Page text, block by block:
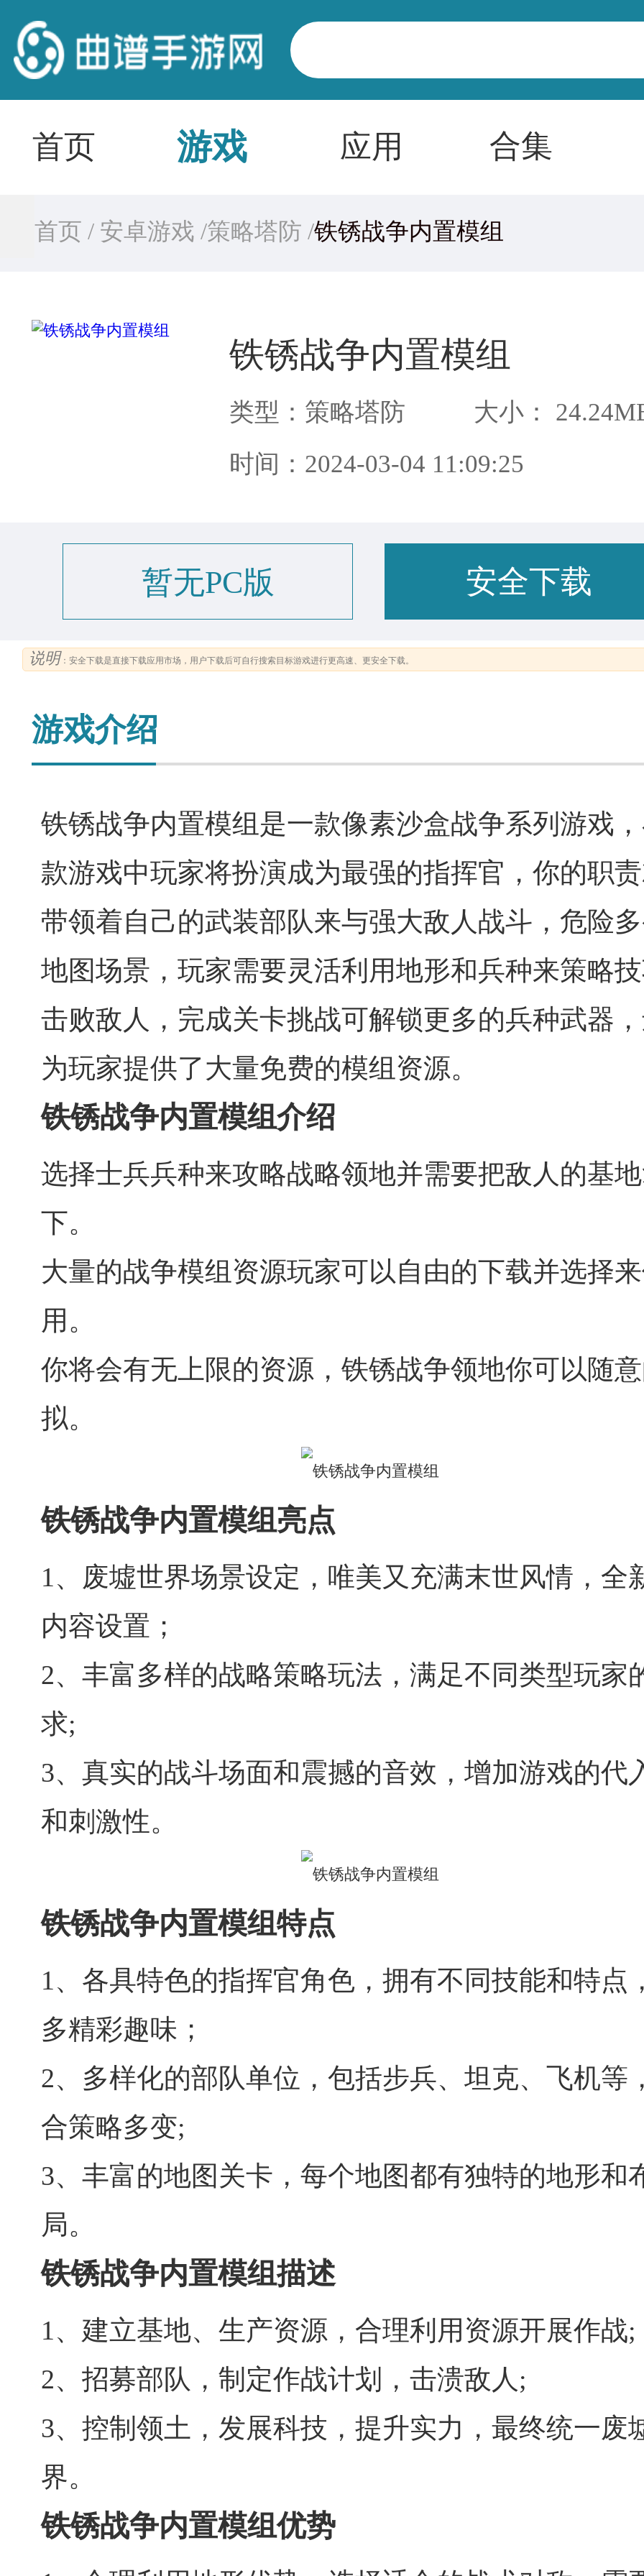
首页 游戏 应用 合集
首页 /安卓游戏 /策略塔防 /铁锈战争内置模组
铁锈战争内置模组
类型：策略塔防
大小：
时间：2024-03-04 11:09:25
暂无PC版 安全下载
说明：安全下载是直接下载应用市场，用户下载后可自行搜索目标游戏进行更高速、更安全下载。
游戏介绍
铁锈战争内置模组是一款像素沙盒战争系列游戏
款游戏中玩家将扮演成为最强的指挥官，你的职
带领着自己的武装部队来与强大敌人战斗，危险
地图场景，玩家需要灵活利用地形和兵种来策略
击败敌人，完成关卡挑战可解锁更多的兵种武器
为玩家提供了大量免费的模组资源。
铁锈战争内置模组介绍
选择士兵兵种来攻略战略领地并需要把敌人的基
下。
大量的战争模组资源玩家可以自由的下载并选择
用。
你将会有无上限的资源，铁锈战争领地你可以随
拟。
铁锈战争内置模组亮点
1、废墟世界场景设定，唯美又充满末世风情，全
内容设置；
2、丰富多样的战略策略玩法，满足不同类型玩家
求;
3、真实的战斗场面和震撼的音效，增加游戏的代
和刺激性。
铁锈战争内置模组特点
1、各具特色的指挥官角色，拥有不同技能和特点
多精彩趣味；
2、多样化的部队单位，包括步兵、坦克、飞机等
合策略多变;
3、丰富的地图关卡，每个地图都有独特的地形和
局。
铁锈战争内置模组描述
1、建立基地、生产资源，合理利用资源开展作战;
2、招募部队，制定作战计划，击溃敌人;
3、控制领土，发展科技，提升实力，最终统一废
界。
铁锈战争内置模组优势